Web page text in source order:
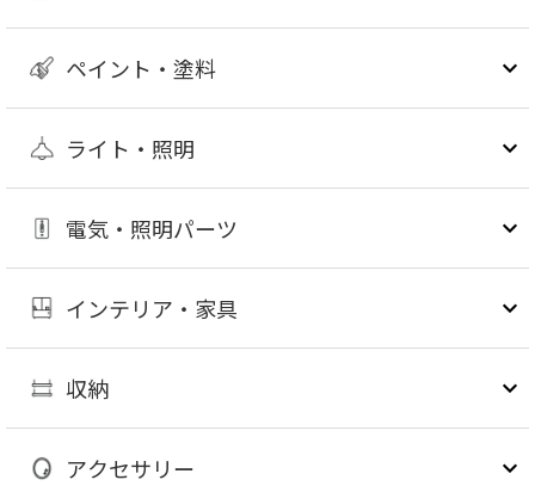
ペイント・塗料
ライト・照明
電気・照明パーツ
インテリア・家具
収納
アクセサリー